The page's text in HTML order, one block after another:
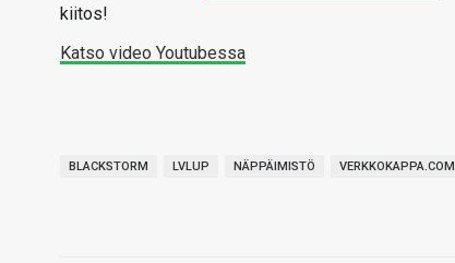
kiitos!
Katso video Youtubessa
BLACKSTORM LVLUP NÄPPÄIMISTÖ VERKKOKAPPA.COM